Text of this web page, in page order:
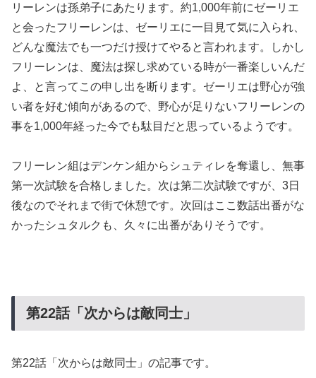
リーレンは孫弟子にあたります。約1,000年前にゼーリエ
と会ったフリーレンは、ゼーリエに一目見て気に入られ、
どんな魔法でも一つだけ授けてやると言われます。しかし
フリーレンは、魔法は探し求めている時が一番楽しいんだ
よ、と言ってこの申し出を断ります。ゼーリエは野心が強
い者を好む傾向があるので、野心が足りないフリーレンの
事を1,000年経った今でも駄目だと思っているようです。
フリーレン組はデンケン組からシュティレを奪還し、無事
第一次試験を合格しました。次は第二次試験ですが、3日
後なのでそれまで街で休憩です。次回はここ数話出番がな
かったシュタルクも、久々に出番がありそうです。
第22話「次からは敵同士」
第22話「次からは敵同士」の記事です。